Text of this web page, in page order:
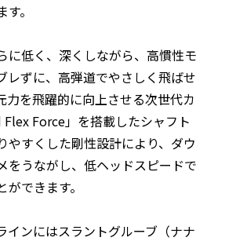
。
に低く、深くしながら、高慣性モ
レずに、高弾道でやさしく飛ばせ
力を飛躍的に向上させる次世代カ
Force」を搭載したシャフト
やすくした剛性設計により、ダウ
をうながし、低ヘッドスピードで
できます。
インにはスラントグルーブ（ナナ